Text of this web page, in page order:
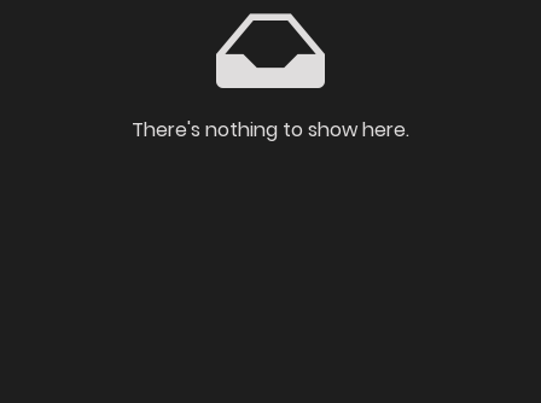
There's nothing to show here.